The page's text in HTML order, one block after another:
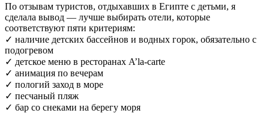
По отзывам туристов, отдыхавших в Египте с детьми, я
сделала вывод — лучше выбирать отели, которые
соответствуют пяти критериям:
✓ наличие детских бассейнов и водных горок, обязательно с
подогревом
✓ детское меню в ресторанах A’la-carte
✓ анимация по вечерам
✓ пологий заход в море
✓ песчаный пляж
✓ бар со снеками на берегу моря